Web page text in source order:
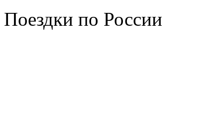
Поездки по России